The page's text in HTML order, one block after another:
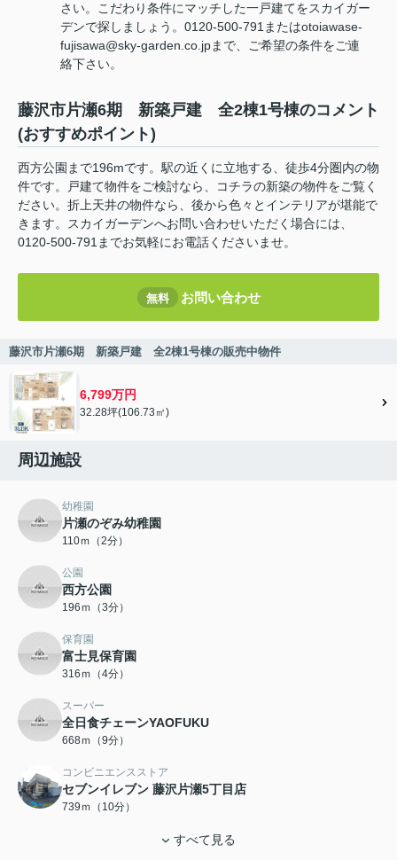
さい。こだわり条件にマッチした一戸建てをスカイガー
デンで探しましょう。0120-500-791またはotoiawase-
fujisawa@sky-garden.co.jpまで、ご希望の条件をご連
絡下さい。
藤沢市片瀬6期 新築戸建 全2棟1号棟のコメント
(おすすめポイント)
西方公園まで196mです。駅の近くに立地する、徒歩4分圏内の物
件です。戸建て物件をご検討なら、コチラの新築の物件をご覧く
ださい。折上天井の物件なら、後から色々とインテリアが堪能で
きます。スカイガーデンへお問い合わせいただく場合には、
0120-500-791までお気軽にお電話くださいませ。
無料 お問い合わせ
藤沢市片瀬6期 新築戸建 全2棟1号棟の販売中物件
6,799万円
32.28坪(106.73㎡)
周辺施設
幼稚園
片瀬のぞみ幼稚園
110ｍ（2分）
公園
西方公園
196ｍ（3分）
保育園
富士見保育園
316ｍ（4分）
スーパー
全日食チェーンYAOFUKU
668ｍ（9分）
コンビニエンスストア
セブンイレブン 藤沢片瀬5丁目店
739ｍ（10分）
すべて見る